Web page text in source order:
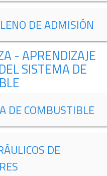
DE ADMISIÓN
- APRENDIZAJE
SISTEMA DE
DE COMBUSTIBLE
DE